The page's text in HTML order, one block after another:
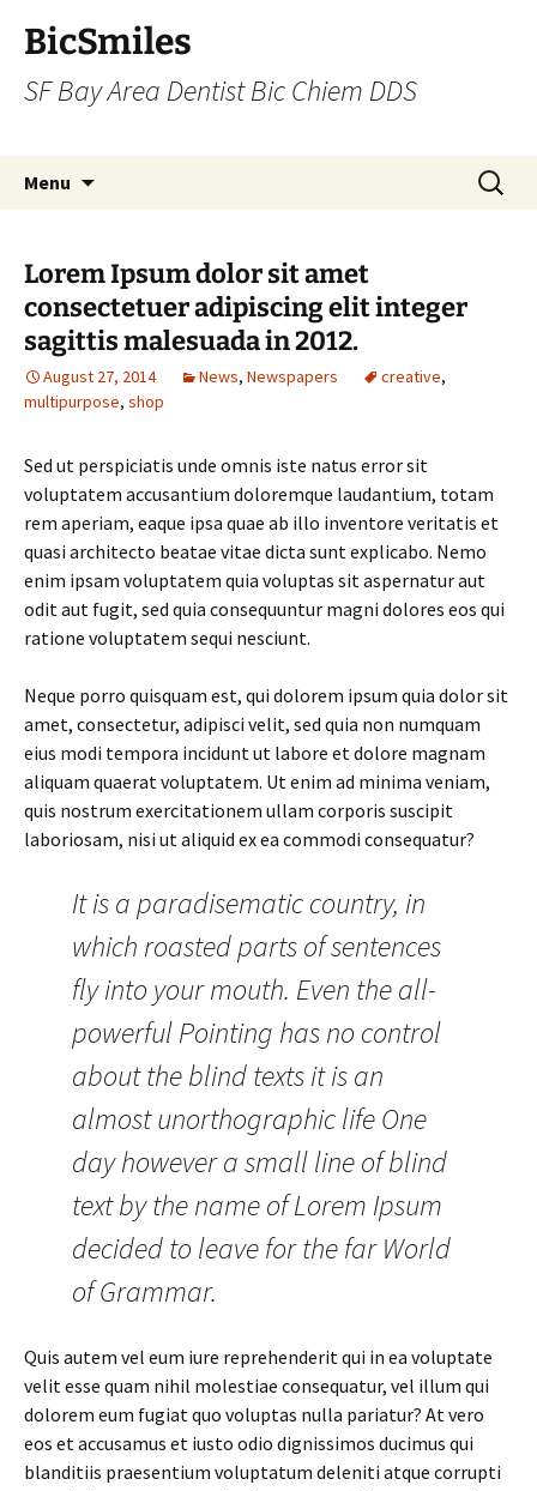
BicSmiles
SF Bay Area Dentist Bic Chiem DDS
Menu
Search
for:
Lorem Ipsum dolor sit amet
consectetuer adipiscing elit integer
sagittis malesuada in 2012.
August 27, 2014 News, Newspapers creative,
multipurpose, shop
Sed ut perspiciatis unde omnis iste natus error sit
voluptatem accusantium doloremque laudantium, totam
rem aperiam, eaque ipsa quae ab illo inventore veritatis et
quasi architecto beatae vitae dicta sunt explicabo. Nemo
enim ipsam voluptatem quia voluptas sit aspernatur aut
odit aut fugit, sed quia consequuntur magni dolores eos qui
ratione voluptatem sequi nesciunt.
Neque porro quisquam est, qui dolorem ipsum quia dolor sit
amet, consectetur, adipisci velit, sed quia non numquam
eius modi tempora incidunt ut labore et dolore magnam
aliquam quaerat voluptatem. Ut enim ad minima veniam,
quis nostrum exercitationem ullam corporis suscipit
laboriosam, nisi ut aliquid ex ea commodi consequatur?
It is a paradisematic country, in
which roasted parts of sentences
fly into your mouth. Even the all-
powerful Pointing has no control
about the blind texts it is an
almost unorthographic life One
day however a small line of blind
text by the name of Lorem Ipsum
decided to leave for the far World
of Grammar.
Quis autem vel eum iure reprehenderit qui in ea voluptate
velit esse quam nihil molestiae consequatur, vel illum qui
dolorem eum fugiat quo voluptas nulla pariatur? At vero
eos et accusamus et iusto odio dignissimos ducimus qui
blanditiis praesentium voluptatum deleniti atque corrupti